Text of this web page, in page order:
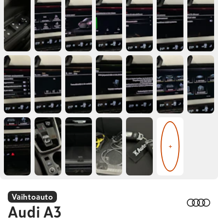
+
Vaihtoauto
Audi A3